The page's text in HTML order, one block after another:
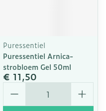
Puressentiel
Puressentiel Arnica-
strobloem Gel 50ml
€ 11,50
Aantal